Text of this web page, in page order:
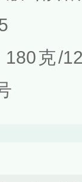
克/